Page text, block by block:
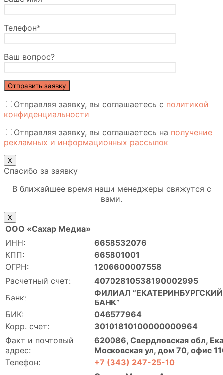
Телефон*
Ваш вопрос?
Отправляя заявку, вы соглашаетесь с политикой
конфиденциальности
Отправляя заявку, вы соглашаетесь на получение
рекламных и информационных рассылок
Х
Спасибо за заявку
В ближайшее время наши менеджеры свяжутся с
вами.
Х
ООО «Сахар Медиа»
ИНН:
6658532076
КПП:
665801001
ОГРН:
1206600007558
Расчетный счет:
40702810538190002995
Банк:
ФИЛИАЛ
БАНК”
БИК:
046577964
Корр. счет:
30101810100000000964
Факт и почтовый
адрес:
620086, Свердловская обл,
Московская ул, дом 70, офис
Телефон:
+7 (343) 247-25-10